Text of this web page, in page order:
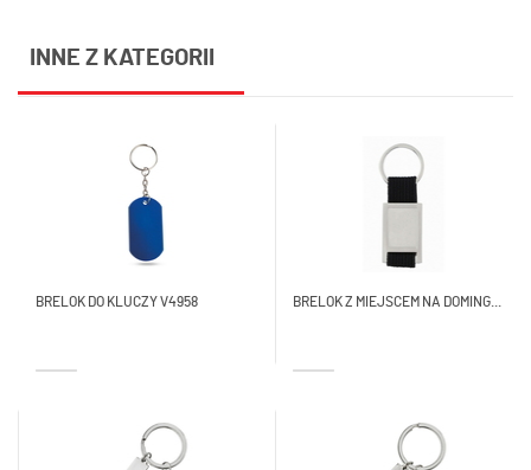
INNE Z KATEGORII
BRELOK DO KLUCZY V4958 BRELOK Z MIEJSCEM NA DOMING...